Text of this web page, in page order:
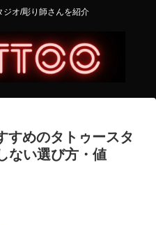
ジオ/彫り師さんを紹介
すめのタトゥースタ
ない選び方・値